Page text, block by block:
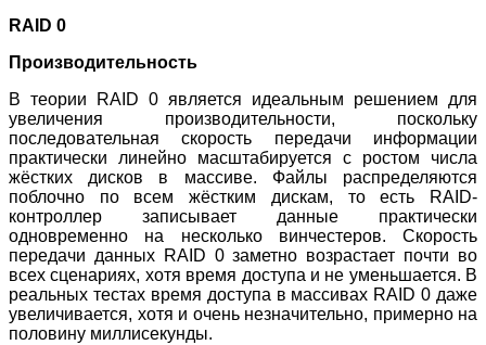
RAID 0
Производительность
В теории RAID 0 является идеальным решением для
увеличения производительности, поскольку
последовательная скорость передачи информации
практически линейно масштабируется с ростом числа
жёстких дисков в массиве. Файлы распределяются
поблочно по всем жёстким дискам, то есть RAID-
контроллер записывает данные практически
одновременно на несколько винчестеров. Скорость
передачи данных RAID 0 заметно возрастает почти во
всех сценариях, хотя время доступа и не уменьшается. В
реальных тестах время доступа в массивах RAID 0 даже
увеличивается, хотя и очень незначительно, примерно на
половину миллисекунды.